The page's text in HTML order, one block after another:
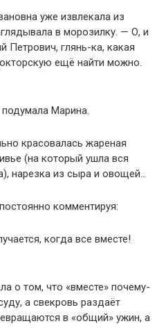
уже извлекала из
в морозилку. — О, и
Петрович, глянь-ка, какая
ещё найти можно.
Марина.
красовалась жареная
(на который ушла вся
нарезка из сыра и овощей…
комментируя:
когда все вместе!
о том, что «вместе» почему-
а свекровь раздаёт
в «общий» ужин, а